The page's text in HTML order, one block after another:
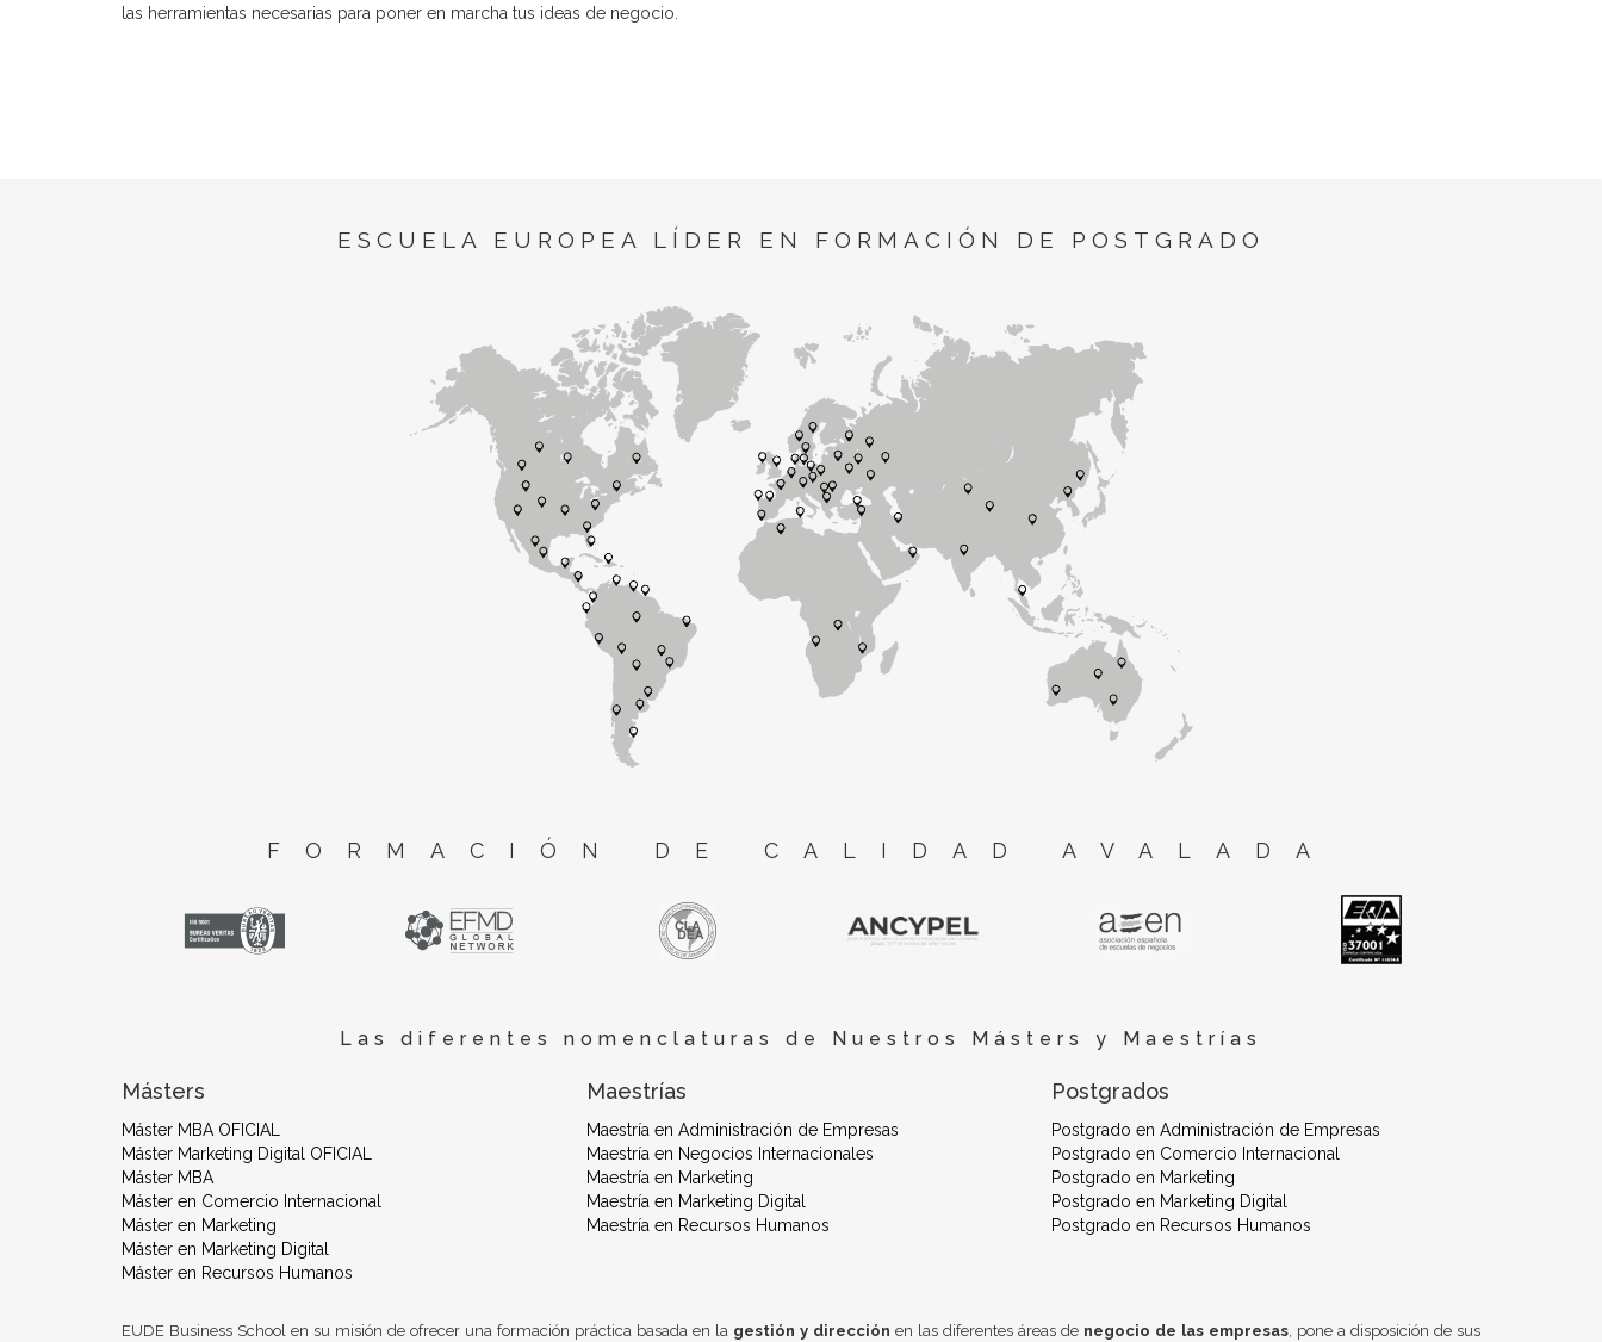
las herramientas necesarias para poner en marcha tus ideas de negocio.
ESCUELA EUROPEA LÍDER EN FORMACIÓN DE POSTGRADO
FORMACIÓN DE CALIDAD AVALADA
Las diferentes nomenclaturas de Nuestros Másters y Maestrías
Másters
Máster MBA OFICIAL
Máster Marketing Digital OFICIAL
Máster MBA
Máster en Comercio Internacional
Máster en Marketing
Máster en Marketing Digital
Máster en Recursos Humanos
Maestrías
Maestría en Administración de Empresas
Maestría en Negocios Internacionales
Maestría en Marketing
Maestría en Marketing Digital
Maestría en Recursos Humanos
Postgrados
Postgrado en Administración de Empresas
Postgrado en Comercio Internacional
Postgrado en Marketing
Postgrado en Marketing Digital
Postgrado en Recursos Humanos
EUDE Business School en su misión de ofrecer una formación práctica basada en la gestión y dirección en las diferentes áreas de negocio de las empresas, pone a disposición de sus